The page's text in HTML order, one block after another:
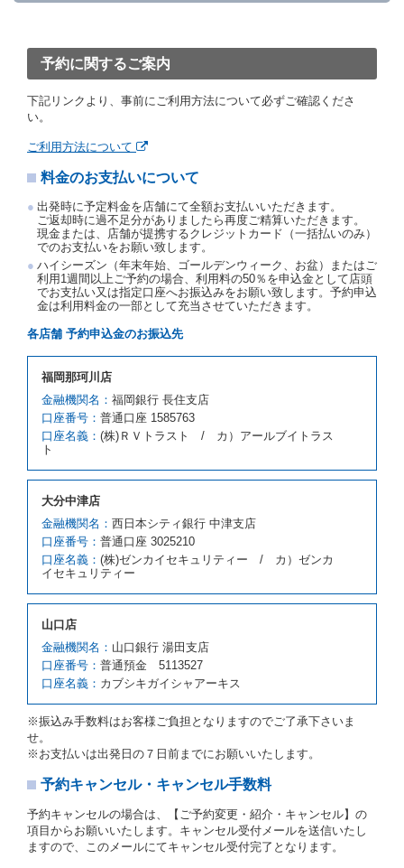
約取消手数料を当社に支払うものとし、当社は、この
予約取消手数料の支払いがあったときは、受領済の予
約申込金を借受人に返還するものとします。
当社の都合により、予約が取り消されたとき、又は貸
約申込金を返還するものとします。
若しくは当社のいずれの責にもよらない事由により貸
たものとします。この場合、当社は受領済の予約申込
金を返還するものとします。
第５条（代替レンタカー）
当社は、借受人から予約のあった車種クラスのレンタ
カーを貸し渡すことができないときは、予約と異なる
車種クラスのレンタカー（以下「代替レンタカー」と
いいます。）の貸渡しを申し入れることができるもの
とします。
借受人が前項の申入れを承諾したときは、当社は車種
クラスを除き予約時と同一の借受条件でレンタカー提
携先の代替レンタカーを貸し渡すものとします。な
お、代替レンタカーの貸渡料金が予約された車種クラ
スの貸渡料金より高くなるときは、予約した車種クラ
スの貸渡料金によるものとし、予約された車種クラス
の車種クラスの貸渡料金によるものとします。
借受人は、第１項の代替レンタカーの貸渡しの申入れ
を拒絶し、予約を取り消すことができるものとしま
す。
前項の場合、第１項の貸渡しをすることができない原
因が、当社の責に帰する事由によるときには第４条第
４項の予約の取消しとして取り扱い、当社は受領済の
予約申込金を返還するものとします。
原因が、当社の責に帰さない事由による時には第４条
第５項の予約の取消しとして取り扱い、当社は受領済
の予約申込金を返還するものとします。
第６条（免責）
が締結されなかったことについて、第４条及び第５条
とします。
第３章／貸 渡 し
第７条（貸渡契約の締結）
借受人は第２条第１項に定める借受条件を明示し、当
予約に関するご案内
下記リンクより、事前にご利用方法について必ずご確認くださ
い。
ご利用方法について
料金のお支払いについて
出発時に予定料金を店舗にて全額お支払いいただきます。
ご返却時に過不足分がありましたら再度ご精算いただきます。
現金または、店舗が提携するクレジットカード（一括払いのみ）
でのお支払いをお願い致します。
ハイシーズン（年末年始、ゴールデンウィーク、お盆）またはご
利用1週間以上ご予約の場合、利用料の50％を申込金として店頭
でお支払い又は指定口座へお振込みをお願い致します。予約申込
金は利用料金の一部として充当させていただきます。
各店舗 予約申込金のお振込先
福岡那珂川店
金融機関名： 福岡銀行 長住支店
口座番号： 普通口座 1585763
口座名義： (株)ＲＶトラスト / カ）アールブイトラス
ト
大分中津店
金融機関名： 西日本シティ銀行 中津支店
口座番号： 普通口座 3025210
口座名義： (株)ゼンカイセキュリティー / カ）ゼンカ
イセキュリティー
山口店
金融機関名： 山口銀行 湯田支店
口座番号： 普通預金 5113527
口座名義： カブシキガイシャアーキス
※振込み手数料はお客様ご負担となりますのでご了承下さいま
せ。
※お支払いは出発日の７日前までにお願いいたします。
予約キャンセル・キャンセル手数料
予約キャンセルの場合は、【ご予約変更・紹介・キャンセル】の
項目からお願いいたします。キャンセル受付メールを送信いたし
ますので、このメールにてキャンセル受付完了となります。